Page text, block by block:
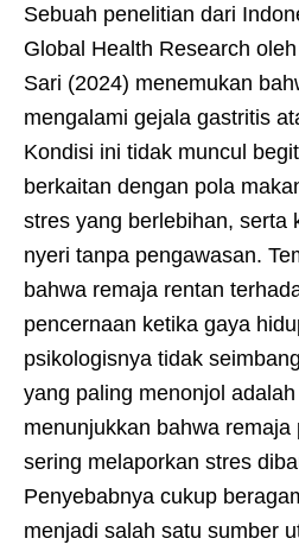
Sebuah penelitian dari
Global Health Research
Sari (2024) menemukan
mengalami gejala gastritis
Kondisi ini tidak muncul
berkaitan dengan pola
stres yang berlebihan, serta
nyeri tanpa pengawasan.
bahwa remaja rentan
pencernaan ketika gaya
psikologisnya tidak
yang paling menonjol
menunjukkan bahwa remaja
sering melaporkan stres
Penyebabnya cukup
menjadi salah satu sumber